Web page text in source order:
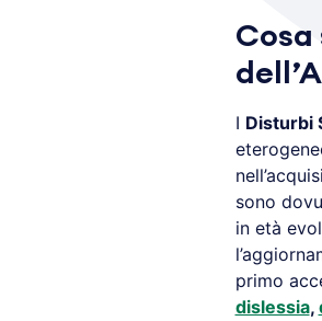
Cosa
I Disturbi
sono
in età
primo
dislessia,